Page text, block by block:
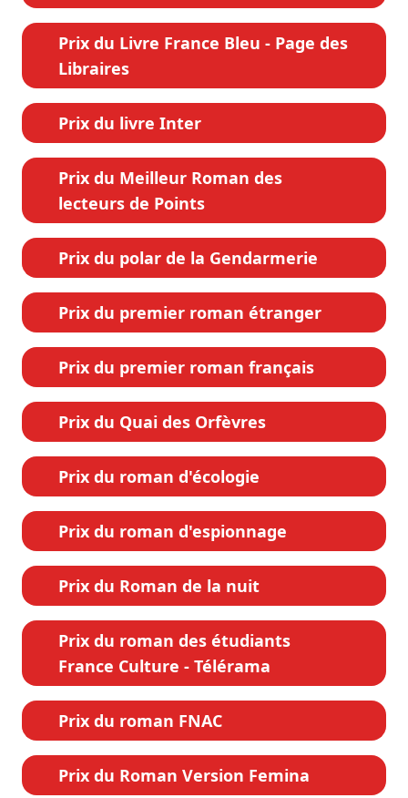
Prix du Livre France Bleu - Page des
Libraires
Prix du livre Inter
Prix du Meilleur Roman des
lecteurs de Points
Prix du polar de la Gendarmerie
Prix du premier roman étranger
Prix du premier roman français
Prix du Quai des Orfèvres
Prix du roman d'écologie
Prix du roman d'espionnage
Prix du Roman de la nuit
Prix du roman des étudiants
France Culture - Télérama
Prix du roman FNAC
Prix du Roman Version Femina